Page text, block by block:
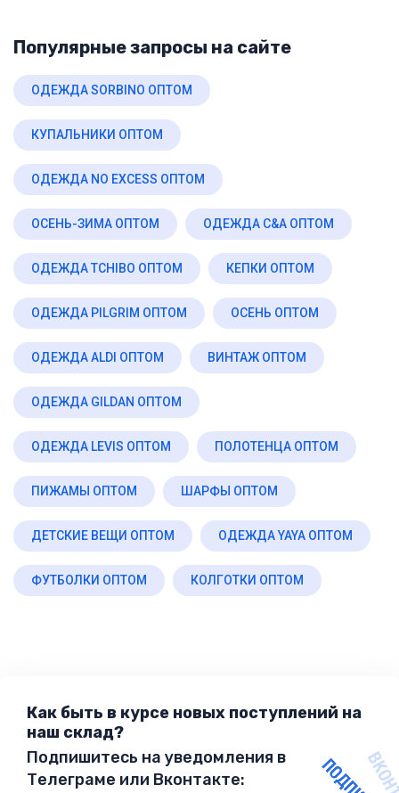
Популярные запросы на сайте
ОДЕЖДА SORBINO ОПТОМ
КУПАЛЬНИКИ ОПТОМ
ОДЕЖДА NO EXCESS ОПТОМ
ОСЕНЬ-ЗИМА ОПТОМ ОДЕЖДА C&A ОПТОМ
ОДЕЖДА TCHIBO ОПТОМ КЕПКИ ОПТОМ
ОДЕЖДА PILGRIM ОПТОМ ОСЕНЬ ОПТОМ
ОДЕЖДА ALDI ОПТОМ ВИНТАЖ ОПТОМ
ОДЕЖДА GILDAN ОПТОМ
ОДЕЖДА LEVIS ОПТОМ ПОЛОТЕНЦА ОПТОМ
ПИЖАМЫ ОПТОМ ШАРФЫ ОПТОМ
ДЕТСКИЕ ВЕЩИ ОПТОМ ОДЕЖДА YAYA ОПТОМ
ФУТБОЛКИ ОПТОМ КОЛГОТКИ ОПТОМ
Как быть в курсе новых поступлений на
наш склад?
Подпишитесь на уведомления в
Телеграме или Вконтакте: